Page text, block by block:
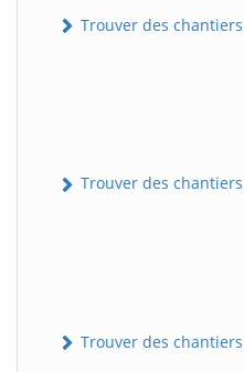
Trouver des
Trouver des
Trouver des